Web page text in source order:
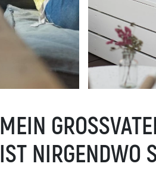
MEIN
ST NIRGENDWO